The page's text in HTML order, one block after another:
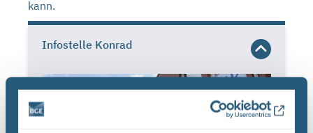
kann.
Infostelle Konrad